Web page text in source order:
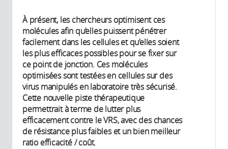
À présent, les chercheurs optimisent ces
molécules afin qu’elles puissent pénétrer
facilement dans les cellules et qu’elles soient
les plus efficaces possibles pour se fixer sur
ce point de jonction. Ces molécules
optimisées sont testées en cellules sur des
virus manipulés en laboratoire très sécurisé.
Cette nouvelle piste thérapeutique
permettrait à terme de lutter plus
efficacement contre le VRS, avec des chances
de résistance plus faibles et un bien meilleur
ratio efficacité / coût.